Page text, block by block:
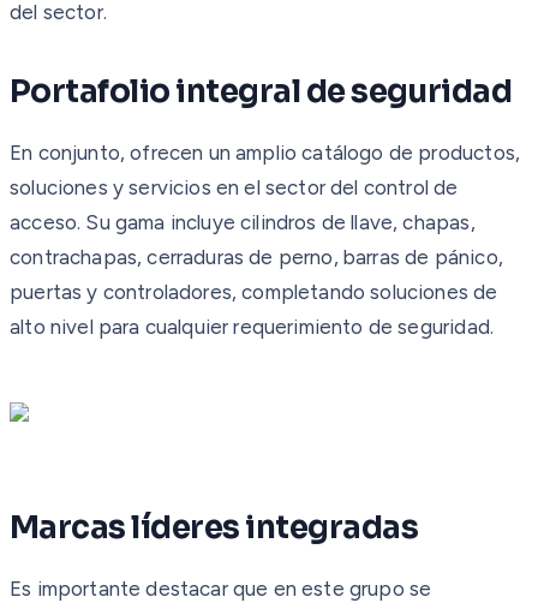
del sector.
Portafolio integral de seguridad
En conjunto, ofrecen un amplio catálogo de productos,
soluciones y servicios en el sector del control de
acceso. Su gama incluye cilindros de llave, chapas,
contrachapas, cerraduras de perno, barras de pánico,
puertas y controladores, completando soluciones de
alto nivel para cualquier requerimiento de seguridad.
Marcas líderes integradas
Es importante destacar que en este grupo se